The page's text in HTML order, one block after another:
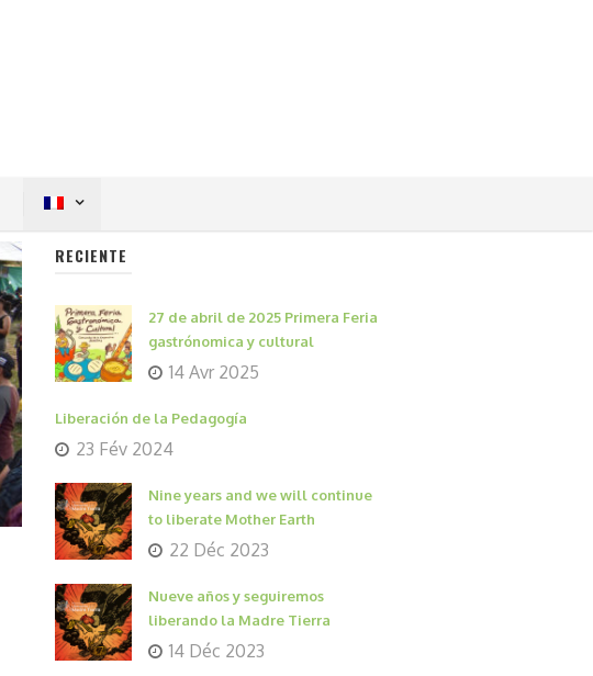
RECIENTE
27 de abril de 2025 Primera Feria
gastrónomica y cultural
14 Avr 2025
Liberación de la Pedagogía
23 Fév 2024
Nine years and we will continue
to liberate Mother Earth
22 Déc 2023
Nueve años y seguiremos
liberando la Madre Tierra
14 Déc 2023